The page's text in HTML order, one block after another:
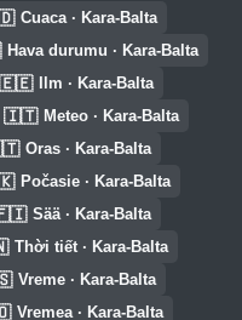
Cuaca · Kara-Balta
Hava durumu · Kara-Balta
🇪🇪 Ilm · Kara-Balta
🇮🇹 Meteo · Kara-Balta
Oras · Kara-Balta
Počasie · Kara-Balta
Sää · Kara-Balta
Thời tiết · Kara-Balta
Vreme · Kara-Balta
Vremea · Kara-Balta